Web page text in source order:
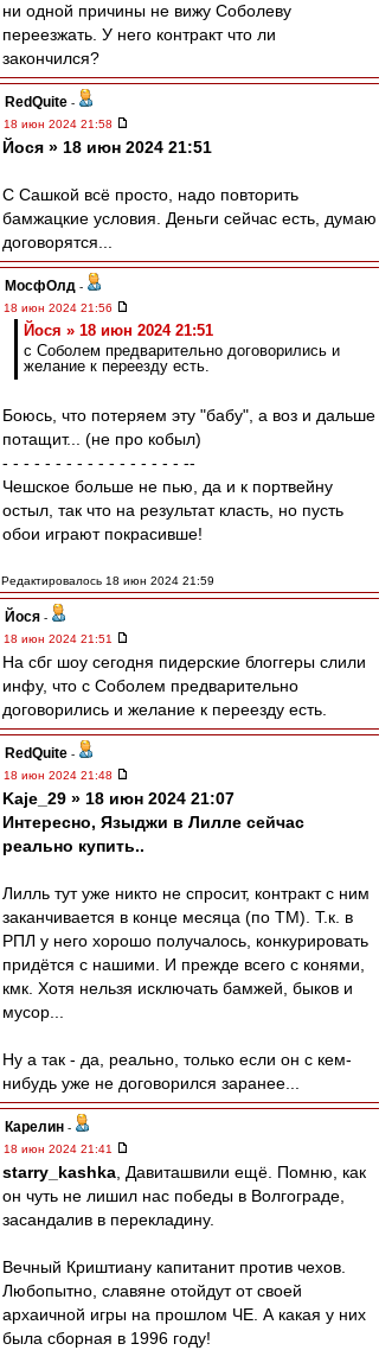
ни одной причины не вижу Соболеву
переезжать. У него контракт что ли
закончился?
RedQuite -
18 июн 2024 21:58
Йося » 18 июн 2024 21:51
С Сашкой всё просто, надо повторить
бамжацкие условия. Деньги сейчас есть, думаю
договорятся...
МосфОлд -
18 июн 2024 21:56
Йося » 18 июн 2024 21:51
с Соболем предварительно договорились и
желание к переезду есть.
Боюсь, что потеряем эту "бабу", а воз и дальше
потащит... (не про кобыл)
- - - - - - - - - - - - - - - - - --
Чешское больше не пью, да и к портвейну
остыл, так что на результат класть, но пусть
обои играют покрасивше!
Редактировалось 18 июн 2024 21:59
Йося -
18 июн 2024 21:51
На сбг шоу сегодня пидерские блоггеры слили
инфу, что с Соболем предварительно
договорились и желание к переезду есть.
RedQuite -
18 июн 2024 21:48
Kaje_29 » 18 июн 2024 21:07
Интересно, Языджи в Лилле сейчас
реально купить..
Лилль тут уже никто не спросит, контракт с ним
заканчивается в конце месяца (по ТМ). Т.к. в
РПЛ у него хорошо получалось, конкурировать
придётся с нашими. И прежде всего с конями,
кмк. Хотя нельзя исключать бамжей, быков и
мусор...
Ну а так - да, реально, только если он с кем-
нибудь уже не договорился заранее...
Карелин -
18 июн 2024 21:41
starry_kashka , Давиташвили ещё. Помню, как
он чуть не лишил нас победы в Волгограде,
засандалив в перекладину.
Вечный Криштиану капитанит против чехов.
Любопытно, славяне отойдут от своей
архаичной игры на прошлом ЧЕ. А какая у них
была сборная в 1996 году!